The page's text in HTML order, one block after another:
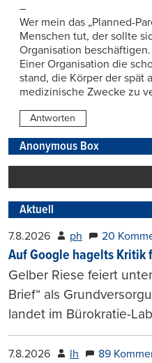
–
Wer mein das „Planned-
Menschen tut, der sollte
Organisation beschäftigen.
Einer Organisation die
stand, die Körper der spät
medizinische Zwecke zu
Antworten
Anonymous Box
Aktuell
7.8.2026 ph 20
Auf Google hagelts Kritik
Gelber Riese feiert
Brief“ als
landet im Bürokratie-
7.8.2026 lh 89